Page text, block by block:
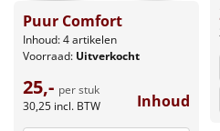
Puur Comfort
Inhoud: 4 artikelen
Voorraad: Uitverkocht
25,- per stuk
30,25 incl. BTW Inhoud